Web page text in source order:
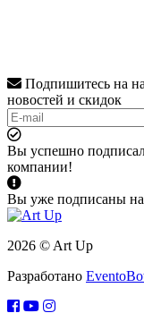
Подпишитесь на
новостей и скидок
Вы успешно
компании!
Вы уже подписаны
2026 © Art Up
Разработано